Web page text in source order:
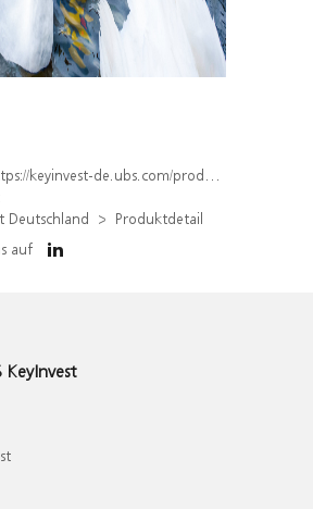
keyinvest-de.ubs.com/produkt/detail/index/isin/DE000WA6JCS7
Deutschland
Produktdetail
auf
KeyInvest